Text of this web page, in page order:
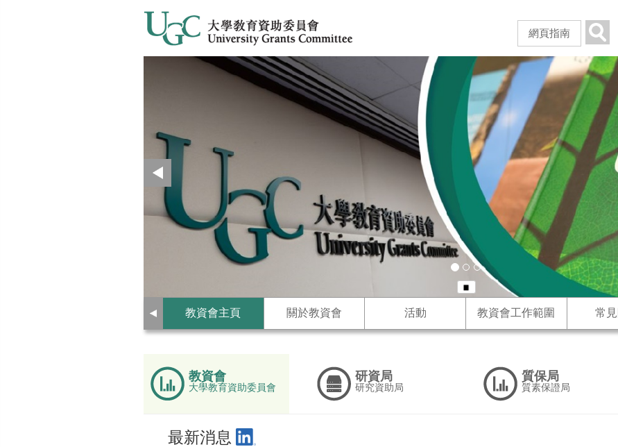
要
內
容
網頁指南
上
教資會主頁 關於教資會 活動 教資會工作範圍 常
上
一
教資會
大學教育資助委員會
研資局
研究資助局
質保局
質素保證局
最新消息